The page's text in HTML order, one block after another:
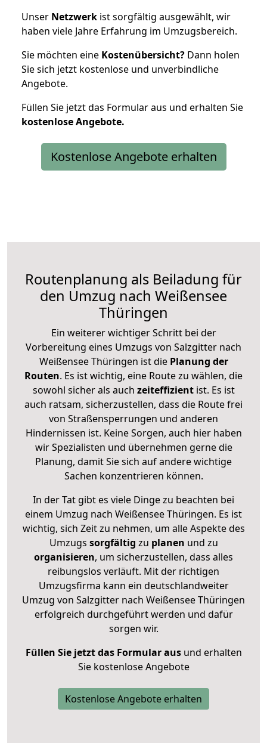
Unser Netzwerk ist sorgfältig ausgewählt, wir
haben viele Jahre Erfahrung im Umzugsbereich.
Sie möchten eine Kostenübersicht? Dann holen
Sie sich jetzt kostenlose und unverbindliche
Angebote.
Füllen Sie jetzt das Formular aus und erhalten Sie
kostenloseAngebote.
Kostenlose Angebote erhalten
Routenplanung als Beiladung für
den Umzug nach Weißensee
Thüringen
Ein weiterer wichtiger Schritt bei der
Vorbereitung eines Umzugs von Salzgitter nach
Weißensee Thüringen ist diePlanung der
Routen. Es ist wichtig, eine Route zu wählen, die
sowohl sicher als auch zeiteffizientist. Es ist
auch ratsam, sicherzustellen, dass die Route frei
von Straßensperrungen und anderen
Hindernissen ist. Keine Sorgen, auch hier haben
wir Spezialisten und übernehmen gerne die
Planung, damit Sie sich auf andere wichtige
Sachen konzentrieren können.
In der Tat gibt es viele Dinge zu beachten bei
einem Umzug nach Weißensee Thüringen. Es ist
wichtig, sich Zeit zu nehmen, um alle Aspekte des
Umzugs sorgfältig zu planen und zu
organisieren, um sicherzustellen, dass alles
reibungslos verläuft. Mit der richtigen
Umzugsfirma kann ein deutschlandweiter
Umzug von Salzgitter nach Weißensee Thüringen
erfolgreich durchgeführt werden und dafür
sorgen wir.
Füllen Sie jetzt das Formular ausund erhalten
Sie kostenlose Angebote
Kostenlose Angebote erhalten